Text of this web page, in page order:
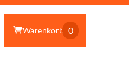
Warenkorb 0